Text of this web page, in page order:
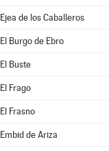
Ejea de los Caballeros
El Burgo de Ebro
El Buste
El Frago
El Frasno
Embid de Ariza